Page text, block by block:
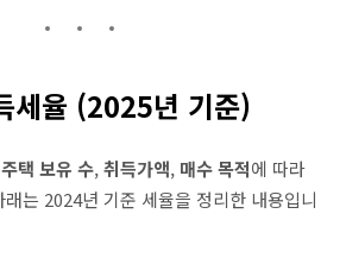
세율 (2025년 기준)
주택 보유 수,취득가액, 매수 목적에 따라
는 2024년 기준 세율을 정리한 내용입니